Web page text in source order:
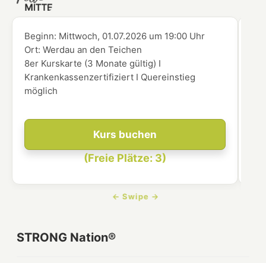
Kurs buchen
(Freie Plätze: 3)
Beginn: Mittwoch, 01.07.2026 um 19:00 Uhr
Ort:Werdau an den Teichen
8er Kurskarte (3 Monate gültig) I
Krankenkassenzertifiziert I Quereinstieg
möglich
STRONG Nation®